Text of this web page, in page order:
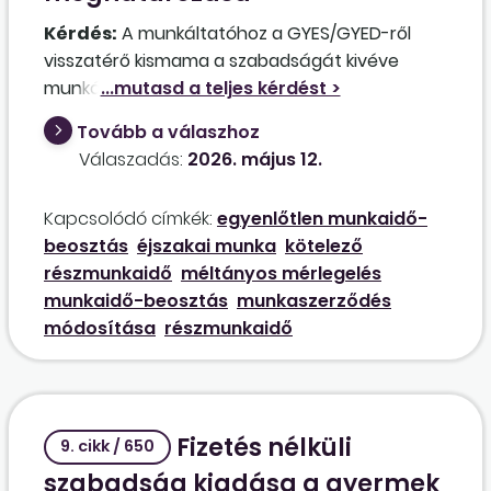
Kérdés: A munkáltatóhoz a GYES/GYED-ről
visszatérő kismama a szabadságát kivéve
munkába szeretne állni. A munkavállaló az Mt.
61. §-ának (3) bekezdése alapján kérte a
munkáltatót, hogy a munkaszerződést az
általános teljes napi munkaidő felének
A munkáltató működése több műszakos, a
munkanap 05.45-kor kezdődik. A munkáltatót
szerződéskötési kötelezettség terheli a fenti
szabály alapján, ám a munkavállaló
munkaidejének beosztási joga a munkáltatónál
van. A munkáltató beoszthatja-e a
munkavállalót 05.45-ös kezdettel
tudja a gyermekét bölcsődében, óvodában
elhelyezni a korai munkakezdési időpont miatt,
Tovább a válaszhoz
Válaszadás: 2026. május 12.
Kapcsolódó címkék: egyenlőtlen munkaidő-
beosztás éjszakai munka kötelező
részmunkaidő méltányos mérlegelés
munkaidő-beosztás munkaszerződés
módosítása részmunkaidő
9. cikk / 650
Fizetés nélküli
szabadság kiadása a gyermek